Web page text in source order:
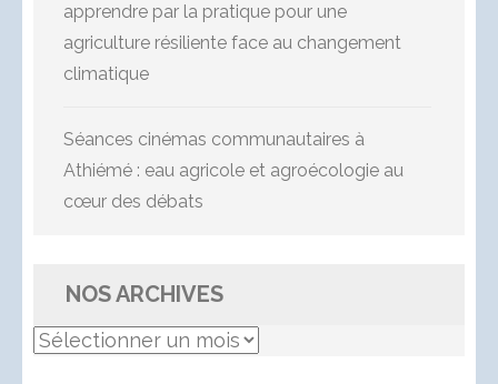
apprendre par la pratique pour une
agriculture résiliente face au changement
climatique
Séances cinémas communautaires à
Athiémé : eau agricole et agroécologie au
cœur des débats
NOS ARCHIVES
Nos